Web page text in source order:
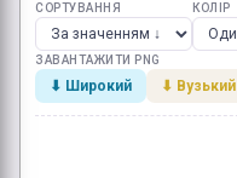
СОРТУВАННЯ КОЛІР
ЗАВАНТАЖИТИ PNG
⬇ Широкий ⬇ Вузький